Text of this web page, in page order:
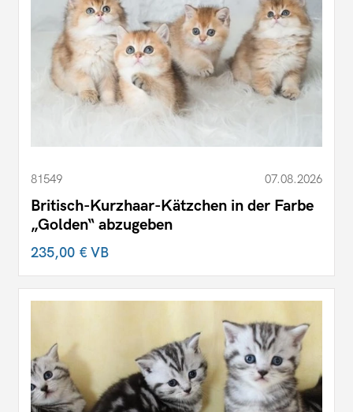
81549 07.08.2026
Britisch-Kurzhaar-Kätzchen in der Farbe
„Golden“ abzugeben
235,00 €VB